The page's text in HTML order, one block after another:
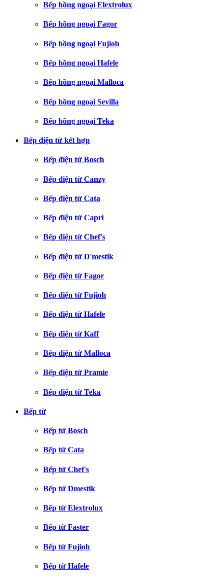
Bếp hồng ngoại Elextrolux
Bếp hồng ngoại Fagor
Bếp hồng ngoại Fujioh
Bếp hồng ngoại Hafele
Bếp hồng ngoại Malloca
Bếp hồng ngoại Sevilla
Bếp hồng ngoại Teka
Bếp điện từ kết hợp
Bếp điện từ Bosch
Bếp điện từ Canzy
Bếp điện từ Cata
Bếp điện từ Capri
Bếp điện từ Chef's
Bếp điện từ D'mestik
Bếp điện từ Fagor
Bếp điện từ Fujioh
Bếp điện từ Hafele
Bếp điện từ Kaff
Bếp điện từ Malloca
Bếp điện từ Pramie
Bếp điện từ Teka
Bếp từ
Bếp từ Bosch
Bếp từ Cata
Bếp từ Chef's
Bếp từ Dmestik
Bếp từ Elextrolux
Bếp từ Faster
Bếp từ Fujioh
Bếp từ Hafele